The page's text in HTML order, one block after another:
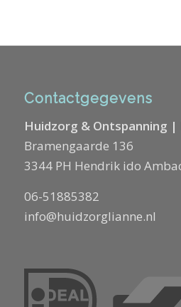
Contactgegevens
Huidzorg & Ontspanning |
Bramengaarde 136
3344 PH Hendrik ido
06-51885382
info@huidzorglianne.nl